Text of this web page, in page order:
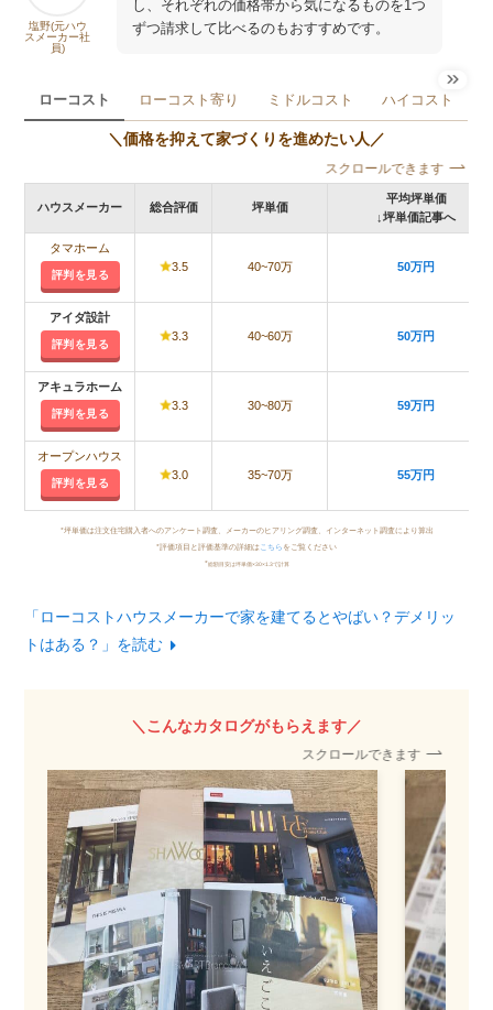
塩野(元ハウ
スメーカー社
員)
し、それぞれの価格帯から気になるものを1つ
ずつ請求して比べるのもおすすめです。
ローコスト ローコスト寄り ミドルコスト ハイコスト
＼価格を抑えて家づくりを進めたい人／
スクロールできます
ハウスメーカー 総合評価 坪単価
平均坪単価
↓坪単価記事へ
タマホーム
評判を見る
3.5 40~70万 50万円
アイダ設計
評判を見る
3.3 40~60万 50万円
アキュラホーム
評判を見る
3.3 30~80万 59万円
オープンハウス
評判を見る
3.0 35~70万 55万円
*坪単価は注文住宅購入者へのアンケート調査、メーカーのヒアリング調査、インターネット調査により算出
*評価項目と評価基準の詳細は こちら をご覧ください
*総額目安は坪単価×30×1.3で計算
「ローコストハウスメーカーで家を建てるとやばい？デメリッ
トはある？」を読む
＼こんなカタログがもらえます／
スクロールできます